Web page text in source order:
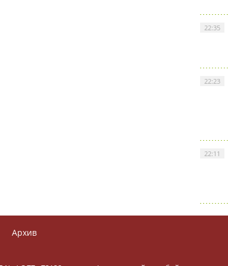
22:35
22:23
22:11
Архив